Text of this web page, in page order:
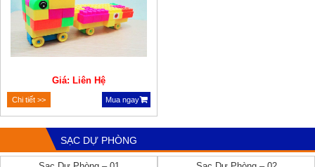
Giá: Liên Hệ
Chi tiết >> Mua ngay
SẠC DỰ PHÒNG